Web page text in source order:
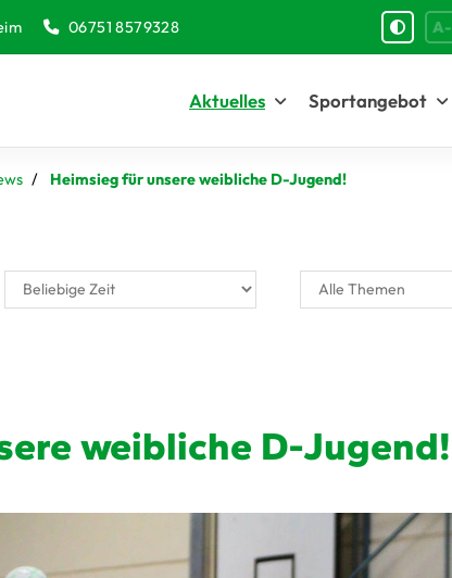
06751 8579328 A-
Aktuelles Sportangebot
Heimsieg für unsere weibliche D-Jugend!
weibliche D-Jugend!